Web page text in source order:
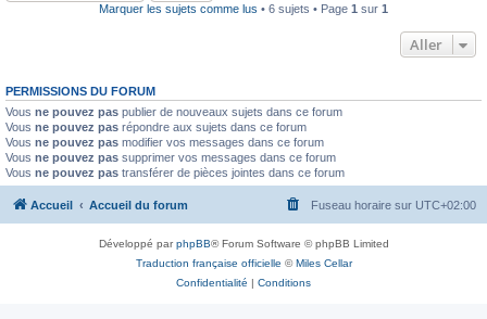
Marquer les sujets comme lus • 6 sujets • Page 1 sur 1
Aller
PERMISSIONS DU FORUM
Vous ne pouvez pas publier de nouveaux sujets dans ce forum
Vous ne pouvez pas répondre aux sujets dans ce forum
Vous ne pouvez pas modifier vos messages dans ce forum
Vous ne pouvez pas supprimer vos messages dans ce forum
Vous ne pouvez pas transférer de pièces jointes dans ce forum
Accueil Accueil du forum Fuseau horaire sur UTC+02:00
Développé parphpBB® Forum Software © phpBB Limited
Traduction française officielle ©Miles Cellar
Confidentialité | Conditions